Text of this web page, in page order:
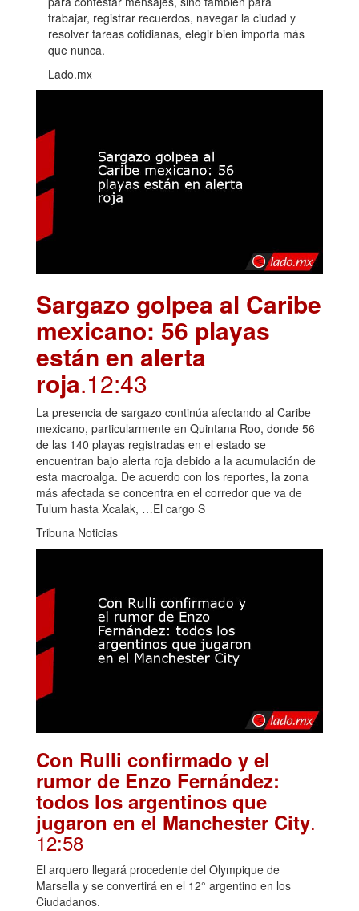
trabajar, registrar recuerdos, navegar la ciudad y
resolver tareas cotidianas, elegir bien importa más
que nunca.
Lado.mx
Sargazo golpea al Caribe
mexicano: 56 playas
están en alerta
roja.12:43
La presencia de sargazo continúa afectando al Caribe
mexicano, particularmente en Quintana Roo, donde 56
de las 140 playas registradas en el estado se
encuentran bajo alerta roja debido a la acumulación de
esta macroalga. De acuerdo con los reportes, la zona
más afectada se concentra en el corredor que va de
Tulum hasta Xcalak, …El cargo S
Tribuna Noticias
Con Rulli confirmado y el
rumor de Enzo Fernández:
todos los argentinos que
jugaron en el Manchester City.
12:58
El arquero llegará procedente del Olympique de
Marsella y se convertirá en el 12° argentino en los
Ciudadanos.